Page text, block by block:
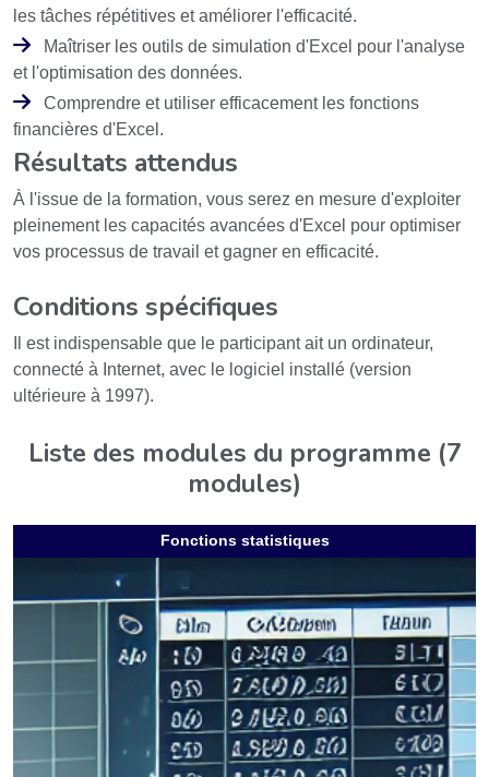
les tâches répétitives et améliorer l'efficacité.
Maîtriser les outils de simulation d'Excel pour l'analyse
et l'optimisation des données.
Comprendre et utiliser efficacement les fonctions
financières d'Excel.
Résultats attendus
À l'issue de la formation, vous serez en mesure d'exploiter
pleinement les capacités avancées d'Excel pour optimiser
vos processus de travail et gagner en efficacité.
Conditions spécifiques
Il est indispensable que le participant ait un ordinateur,
connecté à Internet, avec le logiciel installé (version
ultérieure à 1997).
Liste des modules du programme (7
modules)
Fonctions statistiques